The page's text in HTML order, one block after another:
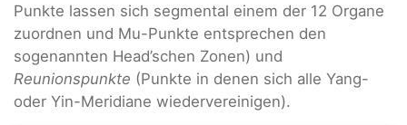
Punkte lassen sich segmental einem der 12 Organe
zuordnen und Mu-Punkte entsprechen den
sogenannten Head’schen Zonen) und
Reunionspunkte (Punkte in denen sich alle Yang-
oder Yin-Meridiane wiedervereinigen).